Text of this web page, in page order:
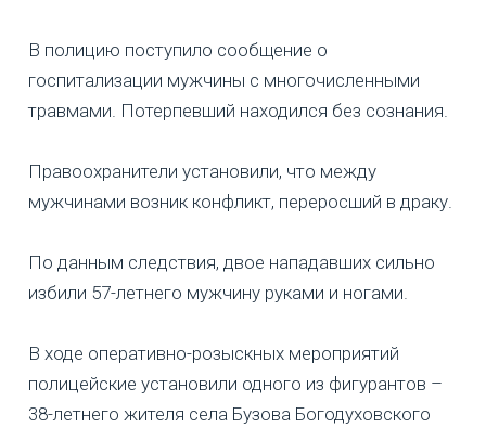
В полицию поступило сообщение о
госпитализации мужчины с многочисленными
травмами. Потерпевший находился без сознания.
Правоохранители установили, что между
мужчинами возник конфликт, переросший в драку.
По данным следствия, двое нападавших сильно
избили 57-летнего мужчину руками и ногами.
В ходе оперативно-розыскных мероприятий
полицейские установили одного из фигурантов –
38-летнего жителя села Бузова Богодуховского